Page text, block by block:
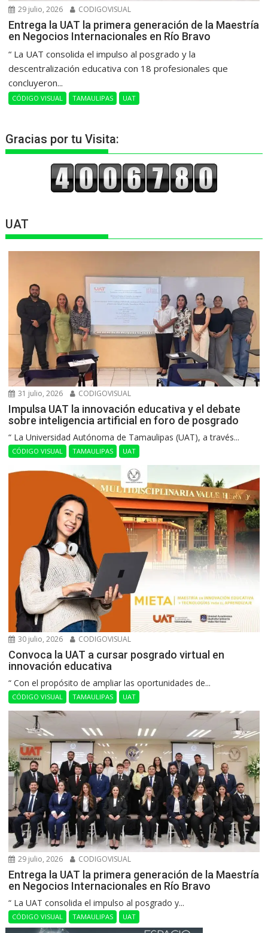
29 julio, 2026 CODIGOVISUAL
Entrega la UAT la primera generación de la Maestría
en Negocios Internacionales en Río Bravo
“ La UAT consolida el impulso al posgrado y la
descentralización educativa con 18 profesionales que
concluyeron...
CÓDIGO VISUAL TAMAULIPAS UAT
Gracias por tu Visita:
UAT
31 julio, 2026 CODIGOVISUAL
Impulsa UAT la innovación educativa y el debate
sobre inteligencia artificial en foro de posgrado
“ La Universidad Autónoma de Tamaulipas (UAT), a través...
CÓDIGO VISUAL TAMAULIPAS UAT
30 julio, 2026 CODIGOVISUAL
Convoca la UAT a cursar posgrado virtual en
innovación educativa
“ Con el propósito de ampliar las oportunidades de...
CÓDIGO VISUAL TAMAULIPAS UAT
29 julio, 2026 CODIGOVISUAL
Entrega la UAT la primera generación de la Maestría
en Negocios Internacionales en Río Bravo
“ La UAT consolida el impulso al posgrado y...
CÓDIGO VISUAL TAMAULIPAS UAT